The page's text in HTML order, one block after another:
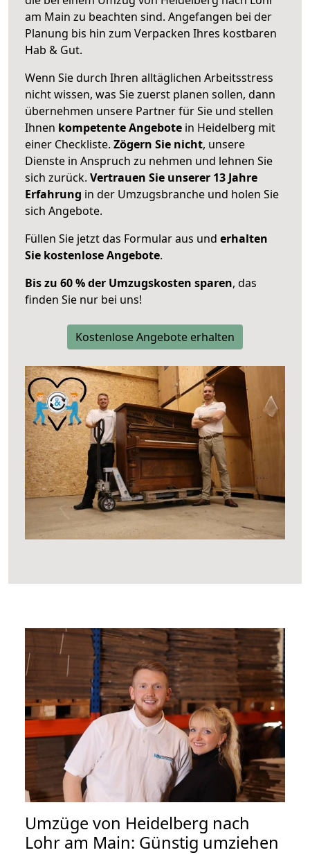
am Main zu beachten sind. Angefangen bei der
Planung bis hin zum Verpacken Ihres kostbaren
Hab & Gut.
Wenn Sie durch Ihren alltäglichen Arbeitsstress
nicht wissen, was Sie zuerst planen sollen, dann
übernehmen unsere Partner für Sie und stellen
Ihnen kompetente Angebote in Heidelberg mit
einer Checkliste. Zögern Sie nicht, unsere
Dienste in Anspruch zu nehmen und lehnen Sie
sich zurück. Vertrauen Sie unserer 13 Jahre
Erfahrung in der Umzugsbranche und holen Sie
sich Angebote.
Füllen Sie jetzt das Formular aus und erhalten
Sie kostenlose Angebote.
Bis zu 60 % der Umzugskosten sparen, das
finden Sie nur bei uns!
Kostenlose Angebote erhalten
Umzüge von Heidelberg nach
Lohr am Main: Günstig umziehen